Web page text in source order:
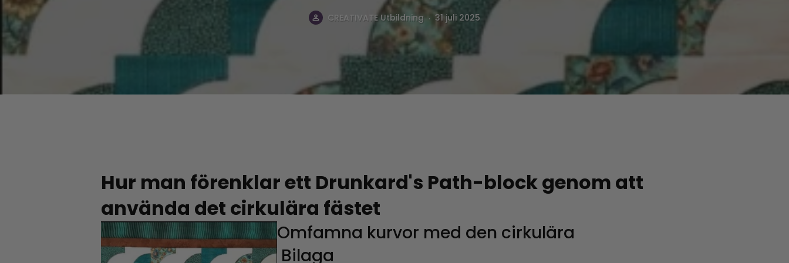
CREATIVATE Utbildning . 31 juli 2025
Hur man förenklar ett Drunkard's Path-block genom att
använda det cirkulära fästet
Omfamna kurvor med den cirkulära
Bilaga